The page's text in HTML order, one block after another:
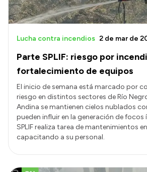
Parte SPLIF: riesgo por
fortalecimiento de equipos
Lucha contra incendios 2 de mar de
El inicio de semana está marcado por
riesgo en distintos sectores de Río
Andina se mantienen cielos nublados
pueden influir en la generación de focos
SPLIF realiza tarea de mantenimientos
capacitando a su personal.